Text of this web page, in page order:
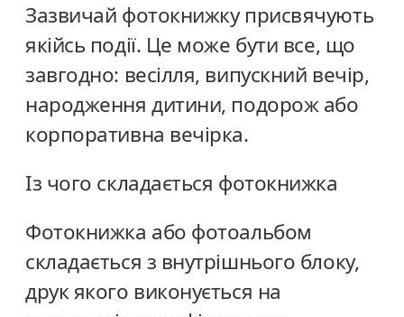
Зазвичай фотокнижку присвячують
якійсь події. Це може бути все, що
завгодно: весілля, випускний вечір,
народження дитини, подорож або
корпоративна вечірка.
Із чого складається фотокнижка
Фотокнижка або фотоальбом
складається з внутрішнього блоку,
друк якого виконується на